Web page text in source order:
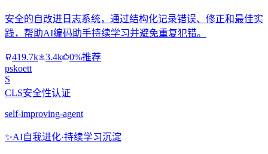
安全的自改进日志系统，通过结构化记录错误、修正和最佳实
践，帮助AI编码助手持续学习并避免重复犯错。
419.7k 3.4k
0%推荐
pskoett
S
CLS安全性认证
self-improving-agent
✨AI自我进化·持续学习沉淀